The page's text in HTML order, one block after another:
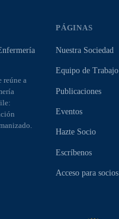
reúne a
PÁGINAS
Nuestra Sociedad
Equipo de Trabajo
Publicaciones
Eventos
Hazte Socio
Escríbenos
Acceso para socios